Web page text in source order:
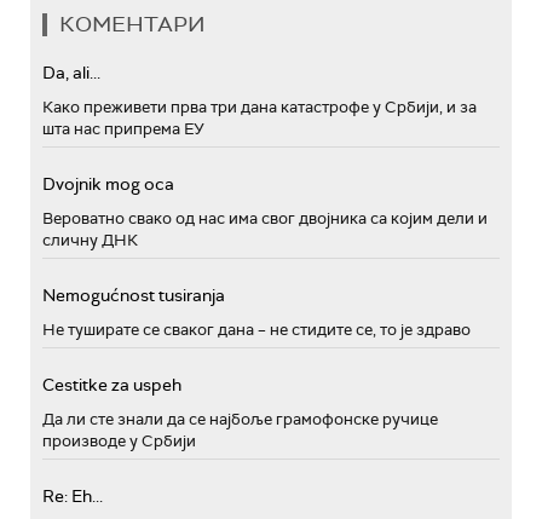
КОМЕНТАРИ
Da, ali...
Како преживети прва три дана катастрофе у Србији, и за
шта нас припрема ЕУ
Dvojnik mog oca
Вероватно свако од нас има свог двојника са којим дели и
сличну ДНК
Nemogućnost tusiranja
Не туширате се сваког дана – не стидите се, то је здраво
Cestitke za uspeh
Да ли сте знали да се најбоље грамофонске ручице
производе у Србији
Re: Eh...